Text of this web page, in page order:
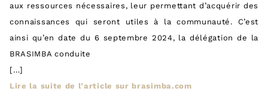
aux ressources nécessaires, leur permettant d’acquérir des
connaissances qui seront utiles à la communauté. C’est
ainsi qu’en date du 6 septembre 2024, la délégation de la
BRASIMBA conduite
[…]
Lire la suite de l’article sur brasimba.com